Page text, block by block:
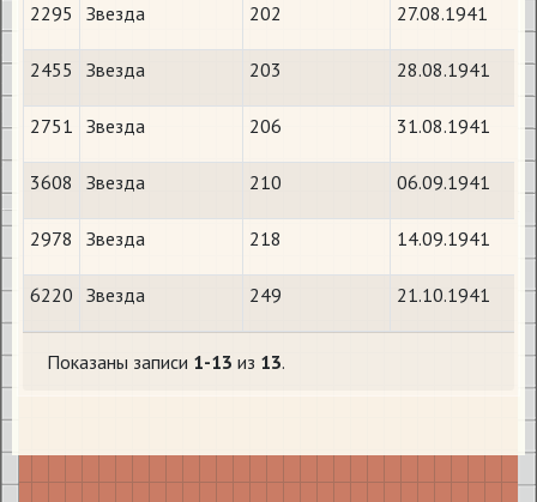
2295 Звезда 202 27.08.1941
2455 Звезда 203 28.08.1941
2751 Звезда 206 31.08.1941
3608 Звезда 210 06.09.1941
2978 Звезда 218 14.09.1941
6220 Звезда 249 21.10.1941
Показаны записи 1-13 из 13.